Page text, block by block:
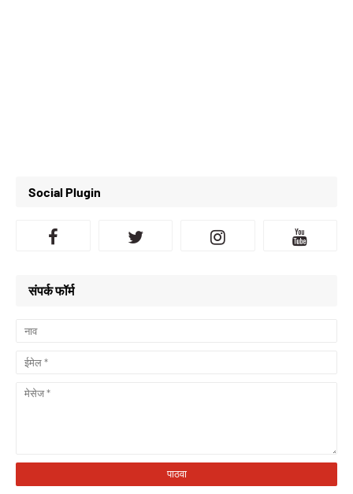
Social Plugin
संपर्क फॉर्म